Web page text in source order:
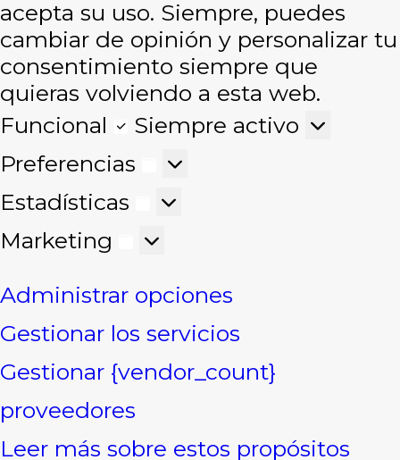
acepta su uso. Siempre, puedes
cambiar de opinión y personalizar tu
consentimiento siempre que
quieras volviendo a esta web.
Funcional
Funcional
Siempre activo
Preferencias
Preferencias
Estadísticas
Estadísticas
Marketing
Marketing
Administrar opciones
Gestionar los servicios
Gestionar {vendor_count}
proveedores
Leer más sobre estos propósitos